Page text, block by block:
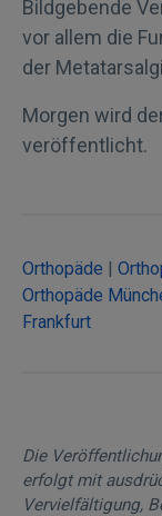
Bildgebende
vor allem die
der
Morgen wird
veröffentlicht.
Orthopäde
Orthopäde
Frankfurt
Die
erfolgt mit
Vervielfältigung,